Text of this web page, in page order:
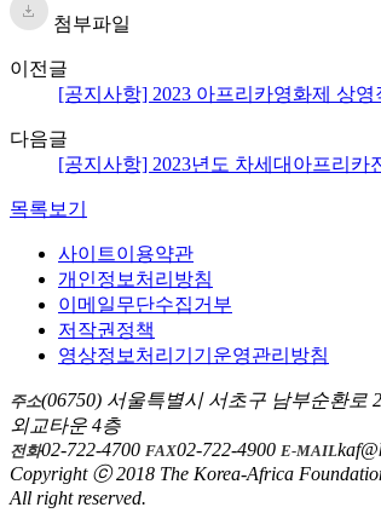
첨부파일
이전글
[공지사항] 2023 아프리카영화제 상영
다음글
[공지사항] 2023년도 차세대아프리카
목록보기
사이트이용약관
개인정보처리방침
이메일무단수집거부
저작권정책
영상정보처리기기운영관리방침
주소(06750) 서울특별시 서초구 남부순환로
외교타운 4층
전화02-722-4700 FAX02-722-4900 E-MAIL
Copyright ⓒ 2018 The Korea-Africa
All right reserved.